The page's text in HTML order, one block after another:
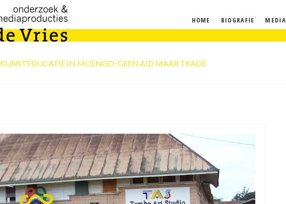
HOME BIOGRAFIE MEDIA
KUNSTEDUCATIE IN MOENGO: GEEN AID MAAR TRADE